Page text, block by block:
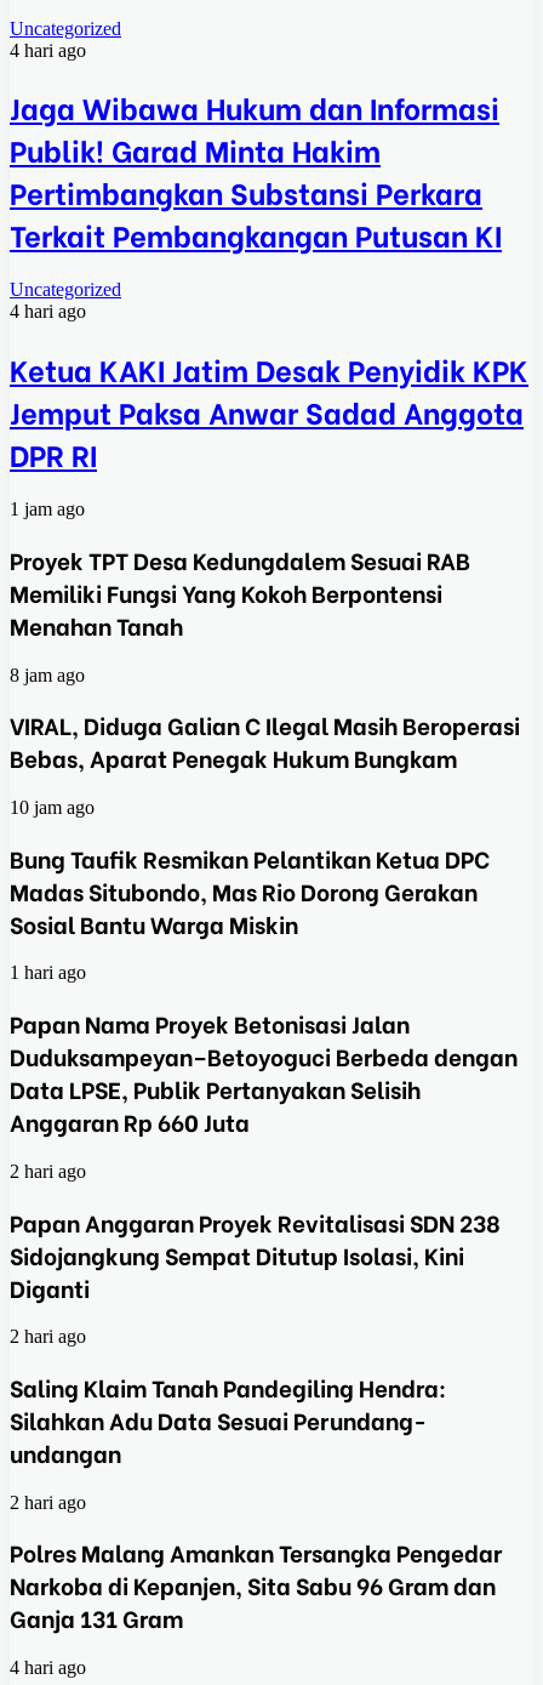
Uncategorized
4 hari ago
Jaga Wibawa Hukum dan Informasi
Publik! Garad Minta Hakim
Pertimbangkan Substansi Perkara
Terkait Pembangkangan Putusan KI
Uncategorized
4 hari ago
Ketua KAKI Jatim Desak Penyidik KPK
Jemput Paksa Anwar Sadad Anggota
DPR RI
1 jam ago
Proyek TPT Desa Kedungdalem Sesuai RAB
Memiliki Fungsi Yang Kokoh Berpontensi
Menahan Tanah
8 jam ago
VIRAL, Diduga Galian C Ilegal Masih Beroperasi
Bebas, Aparat Penegak Hukum Bungkam
10 jam ago
Bung Taufik Resmikan Pelantikan Ketua DPC
Madas Situbondo, Mas Rio Dorong Gerakan
Sosial Bantu Warga Miskin
1 hari ago
Papan Nama Proyek Betonisasi Jalan
Duduksampeyan–Betoyoguci Berbeda dengan
Data LPSE, Publik Pertanyakan Selisih
Anggaran Rp 660 Juta
2 hari ago
Papan Anggaran Proyek Revitalisasi SDN 238
Sidojangkung Sempat Ditutup Isolasi, Kini
Diganti
2 hari ago
Saling Klaim Tanah Pandegiling Hendra:
Silahkan Adu Data Sesuai Perundang-
undangan
2 hari ago
Polres Malang Amankan Tersangka Pengedar
Narkoba di Kepanjen, Sita Sabu 96 Gram dan
Ganja 131 Gram
4 hari ago